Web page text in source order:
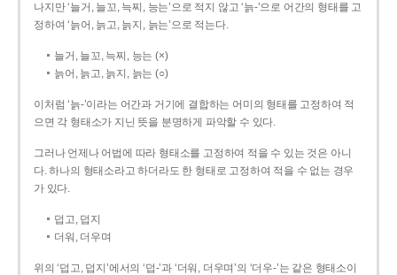
나지만 ‘늘거, 늘꼬, 늑찌, 능는’으로 적지 않고 ‘늙-’으로 어간의 형태를 고
정하여 ‘늙어, 늙고, 늙지, 늙는’으로 적는다.
늘거, 늘꼬, 늑찌, 능는 (×)
늙어, 늙고, 늙지, 늙는 (○)
이처럼 ‘늙-­’이라는 어간과 거기에 결합하는 어미의 형태를 고정하여 적
으면 각 형태소가 지닌 뜻을 분명하게 파악할 수 있다.
그러나 언제나 어법에 따라 형태소를 고정하여 적을 수 있는 것은 아니
다. 하나의 형태소라고 하더라도 한 형태로 고정하여 적을 수 없는 경우
가 있다.
덥고, 덥지
더워, 더우며
위의 ‘덥고, 덥지’에서의 ‘덥-­’과 ‘더워, 더우며’의 ‘더우-­’는 같은 형태소이